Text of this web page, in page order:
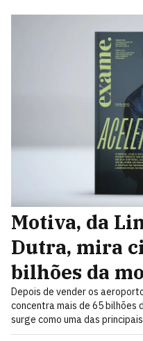
Motiva, da
Dutra, mira
bilhões da
Depois de vender os
concentra mais de 65 bilhões
surge como uma das
mobilidade de 400 bilhões de